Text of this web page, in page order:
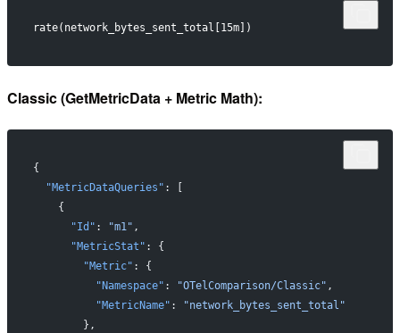
rate(network_bytes_sent_total[15m])
Classic (GetMetricData + Metric Math):
{
  "MetricDataQueries"
: [
    {
      "Id"
: "m1" ,
      "MetricStat"
: {
        "Metric"
: {
          "Namespace"
: "OTelComparison/Classic" ,
          "MetricName"
:
"network_bytes_sent_total"
        },